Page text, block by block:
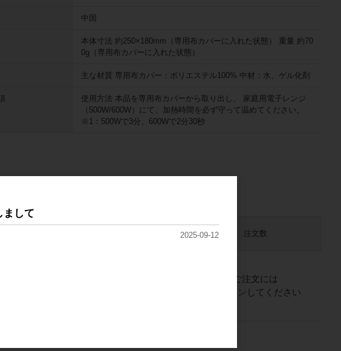
中国
本体寸法 約250×180mm（専用布カバーに入れた状態） 重量 約70
0g（専用布カバーに入れた状態）
主な材質 専用布カバー：ポリエステル100% 中材：水、ゲル化剤
使用方法 本品を専用布カバーから取り出し、 家庭用電子レンジ
（500W/600W）にて、加熱時間を必ず守って温めてください。
※1：500Wで3分、600Wで2分30秒
販売価格
注文数
ご注文には
ログイン してください
して
2025-09-12